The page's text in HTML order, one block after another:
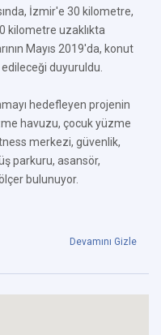
İzmir'e 30 kilometre,
kilometre uzaklıkta
Mayıs 2019'da, konut
duyuruldu.
hedefleyen projenin
havuzu, çocuk yüzme
merkezi, güvenlik,
parkuru, asansör,
bulunuyor.
Devamını Gizle